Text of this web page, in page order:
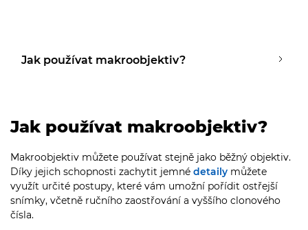
Jak používat makroobjektiv?
Jak používat makroobjektiv?
Makroobjektiv můžete používat stejně jako běžný objektiv.
Díky jejich schopnosti zachytit jemné detaily můžete
využít určité postupy, které vám umožní pořídit ostřejší
snímky, včetně ručního zaostřování a vyššího clonového
čísla.